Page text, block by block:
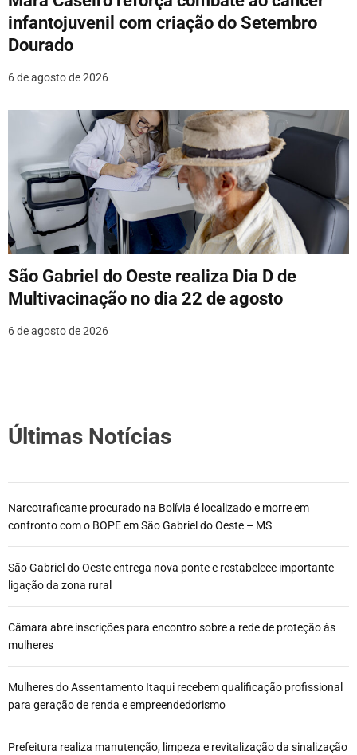
infantojuvenil com criação do Setembro
Dourado
6 de agosto de 2026
São Gabriel do Oeste realiza Dia D de
Multivacinação no dia 22 de agosto
6 de agosto de 2026
Últimas Notícias
Narcotraficante procurado na Bolívia é localizado e morre em
confronto com o BOPE em São Gabriel do Oeste – MS
São Gabriel do Oeste entrega nova ponte e restabelece importante
ligação da zona rural
Câmara abre inscrições para encontro sobre a rede de proteção às
mulheres
Mulheres do Assentamento Itaqui recebem qualificação profissional
para geração de renda e empreendedorismo
Prefeitura realiza manutenção, limpeza e revitalização da sinalização